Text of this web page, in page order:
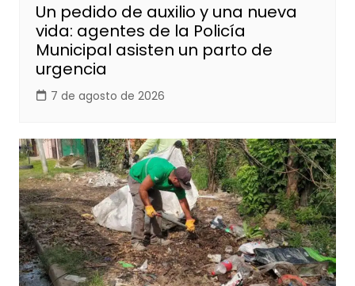
Un pedido de auxilio y una nueva
vida: agentes de la Policía
Municipal asisten un parto de
urgencia
7 de agosto de 2026